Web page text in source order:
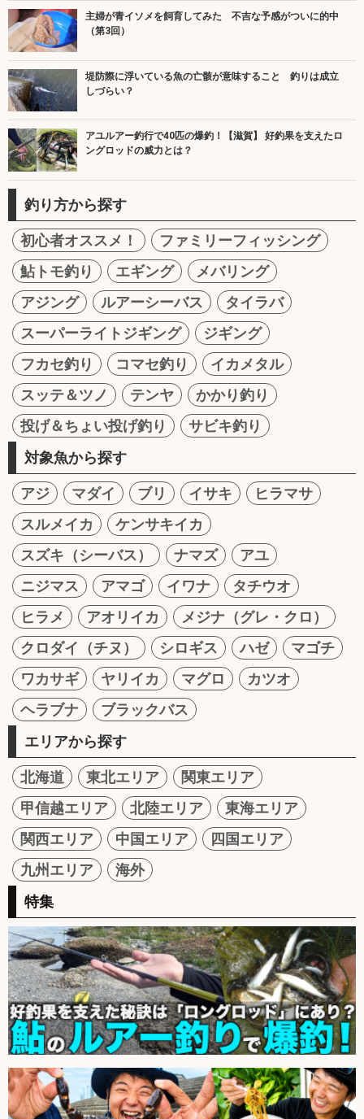
主婦が青イソメを飼育してみた 不吉な予感がついに的中
（第3回）
堤防際に浮いている魚の亡骸が意味すること 釣りは成立
しづらい？
アユルアー釣行で40匹の爆釣！【滋賀】 好釣果を支えたロ
ングロッドの威力とは？
釣り方から探す
初心者オススメ！
ファミリーフィッシング
鮎トモ釣り
エギング
メバリング
アジング
ルアーシーバス
タイラバ
スーパーライトジギング
ジギング
フカセ釣り
コマセ釣り
イカメタル
スッテ＆ツノ
テンヤ
かかり釣り
投げ＆ちょい投げ釣り
サビキ釣り
対象魚から探す
アジ マダイ ブリ イサキ
ヒラマサ
スルメイカ
ケンサキイカ
スズキ（シーバス）
ナマズ
アユ
ニジマス
アマゴ イワナ
タチウオ
ヒラメ
アオリイカ
メジナ（グレ・クロ）
クロダイ（チヌ）
シロギス ハゼ
マゴチ
ワカサギ
ヤリイカ マグロ
カツオ
ヘラブナ
ブラックバス
エリアから探す
北海道 東北エリア
関東エリア
甲信越エリア
北陸エリア
東海エリア
関西エリア
中国エリア
四国エリア
九州エリア
海外
特集